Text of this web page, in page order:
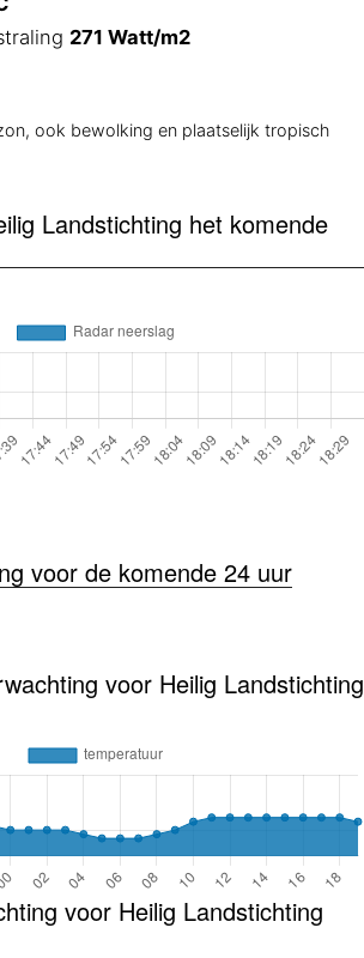
271 Watt/m2
ook bewolking en plaatselijk tropisch
Landstichting het komende
voor de komende 24 uur
voor Heilig Landstichting
voor Heilig Landstichting